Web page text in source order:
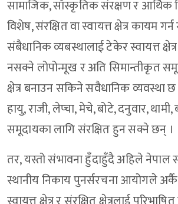
सामाजिक, साँस्कृतिक संरक्षण र आर्थिक
विशेष, संरक्षित वा स्वायत्त क्षेत्र कायम
संबैधानिक व्यबस्थालाई टेकेर स्वायत्त
नसक्ने लोपोन्मूख र अति सिमान्तीकृत
क्षेत्र बनाउन सकिने सवैधानिक व्यवस्था छ
हायु, राजी, लेप्चा, मेचे, बोटे, दनुवार,
समूदायका लागि संरक्षित हुन सक्ने छन् ।
तर, यस्तो संभावना हुँदाहुँदै अहिले नेपाल
स्थानीय निकाय पुनर्सरचना आयोगले